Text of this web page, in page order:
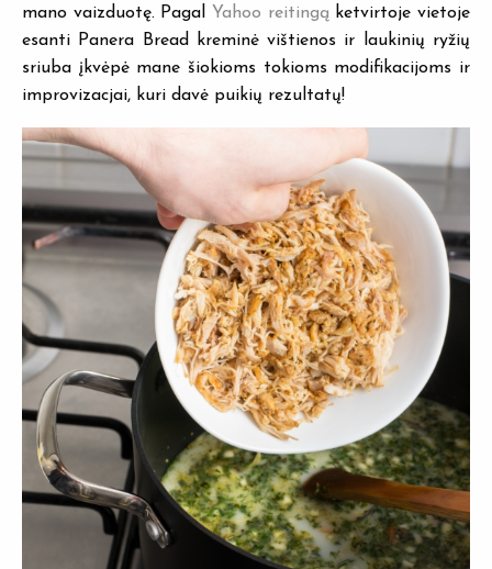
mano vaizduotę. Pagal Yahoo reitingą ketvirtoje vietoje
esanti Panera Bread kreminė vištienos ir laukinių ryžių
sriuba įkvėpė mane šiokioms tokioms modifikacijoms ir
improvizacjai, kuri davė puikių rezultatų!